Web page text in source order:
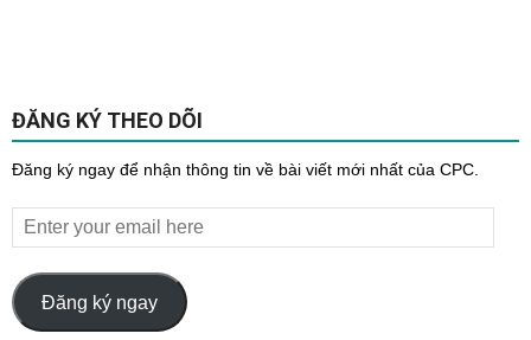
ĐĂNG KÝ THEO DÕI
Đăng ký ngay để nhận thông tin về bài viết mới nhất của CPC.
Enter
your
email
hereĐăng ký ngay